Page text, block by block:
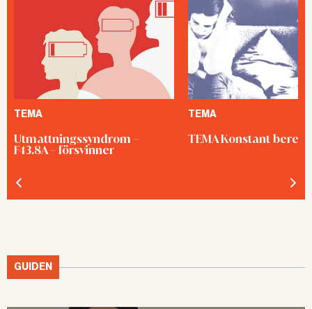
TEMA
Utmattningssyndrom –
F43.8A – försvinner
TEMA
TEMA Konstant
GUIDEN